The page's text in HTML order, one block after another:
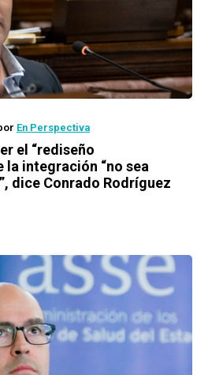
En Perspectiva
el “rediseño
la integración “no sea
dice Conrado Rodríguez